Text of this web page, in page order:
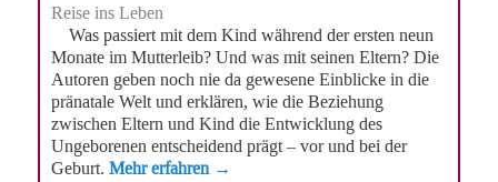
Reise ins Leben
Was passiert mit dem Kind während der ersten neun
Monate im Mutterleib? Und was mit seinen Eltern? Die
Autoren geben noch nie da gewesene Einblicke in die
pränatale Welt und erklären, wie die Beziehung
zwischen Eltern und Kind die Entwicklung des
Ungeborenen entscheidend prägt – vor und bei der
Geburt.Mehr erfahren →